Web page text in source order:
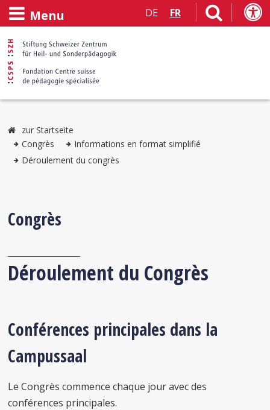
Menu DE FR
zur Startseite
Congrès
Informations en format simplifié
Déroulement du congrès
Congrès
Déroulement du Congrès
Conférences principales dans la
Campussaal
Le Congrès commence chaque jour avec des
conférences principales.